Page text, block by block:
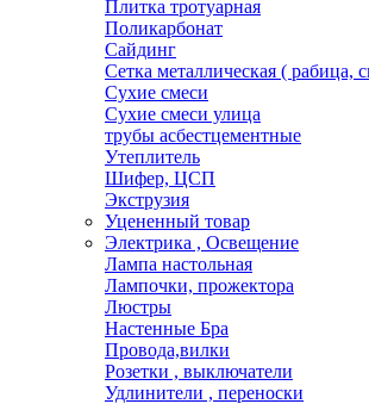
Плитка тротуарная
Поликарбонат
Сайдинг
Сетка металлическая ( рабица,
Сухие смеси
Сухие смеси улица
трубы асбестцементные
Утеплитель
Шифер, ЦСП
Экструзия
Уцененный товар
Электрика , Освещение
Лампа настольная
Лампочки, прожектора
Люстры
Настенные Бра
Провода,вилки
Розетки , выключатели
Удлинители , переноски